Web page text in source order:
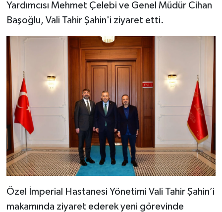
Yardımcısı Mehmet Çelebi ve Genel Müdür Cihan
Başoğlu, Vali Tahir Şahin'i ziyaret etti.
Özel İmperial Hastanesi Yönetimi Vali Tahir Şahin’i
makamında ziyaret ederek yeni görevinde